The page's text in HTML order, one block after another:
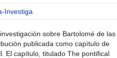
Investiga
sobre Bartolomé de las
publicada como capítulo de
El capítulo, titulado The pontifical